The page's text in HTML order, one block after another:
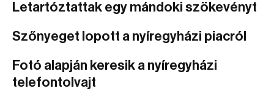
Letartóztattak egy mándoki szökevényt
Szőnyeget lopott a nyíregyházi piacról
Fotó alapján keresik a nyíregyházi
telefontolvajt